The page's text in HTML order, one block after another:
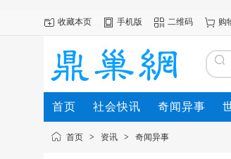
收藏本页 手机版 二维码 购
首页 社会快讯 奇闻异事
首页 > 资讯 > 奇闻异事